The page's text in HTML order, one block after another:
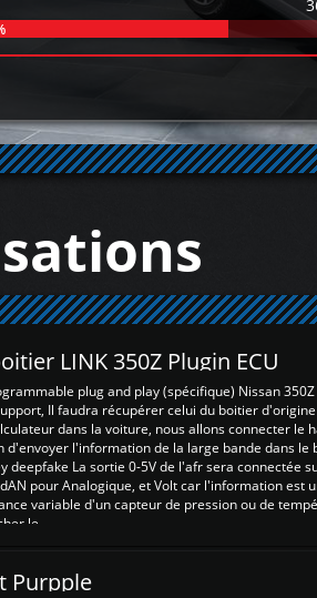
LINK 350Z Plugin ECU
plug and play (spécifique) Nissan
Il faudra récupérer celui du boitier
dans la voiture, nous allons connecter le
d'envoyer l'information de la large bande dans le
deepfake La sortie 0-5V de l'afr sera connectée
pour Analogique, et Volt car l'information est
variable d'un capteur de pression ou de
le ...
Purpple